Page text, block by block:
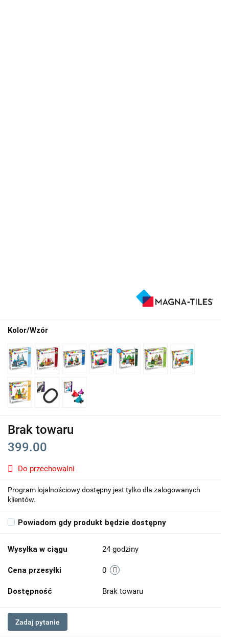
Kolor/Wzór
Brak towaru
399.00
Do przechowalni
Program lojalnościowy dostępny jest tylko dla zalogowanych
klientów.
Powiadom gdy produkt będzie dostępny
Wysyłka w ciągu 24 godziny
Cena przesyłki 0
Dostępność Brak towaru
Zadaj pytanie